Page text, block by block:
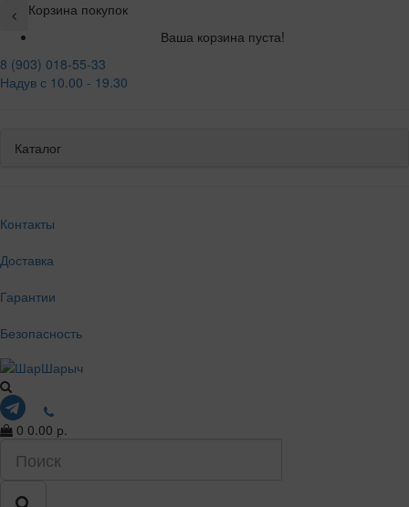
Корзина покупок
Ваша корзина пуста!
8 (903) 018-55-33
Надув с 10.00 - 19.30
Каталог
Контакты
Доставка
Гарантии
Безопасность
0 0.00 р.